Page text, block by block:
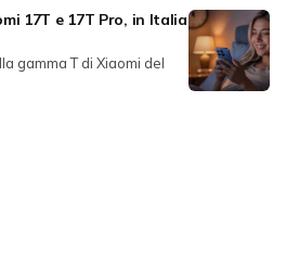
17T e 17T Pro, in Italia
gamma T di Xiaomi del